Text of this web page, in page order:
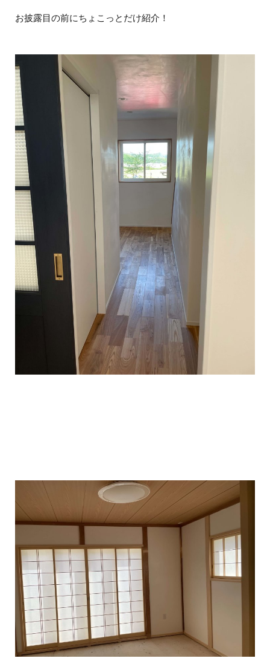
お披露目の前にちょこっとだけ紹介！